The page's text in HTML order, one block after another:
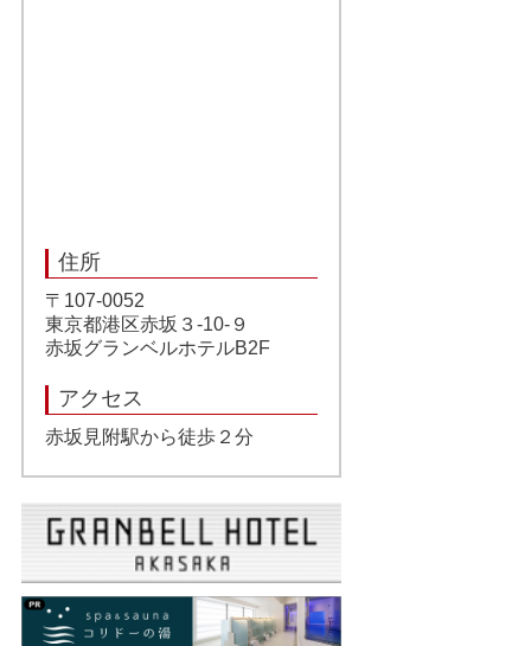
住所
〒107-0052
東京都港区赤坂３-10-９
赤坂グランベルホテルB2F
アクセス
赤坂見附駅から徒歩２分